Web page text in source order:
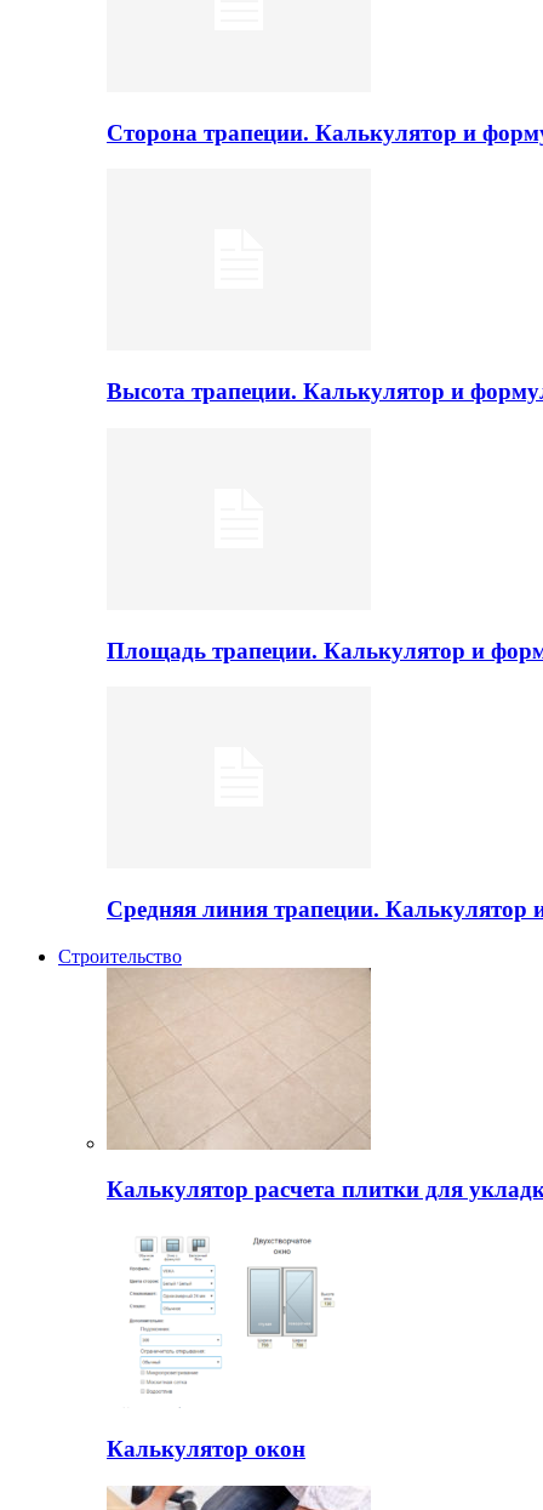
Сторона трапеции. Калькулятор и
Высота трапеции. Калькулятор и
Площадь трапеции. Калькулятор и
Средняя линия трапеции.
Строительство
Калькулятор расчета плитки для
Калькулятор окон